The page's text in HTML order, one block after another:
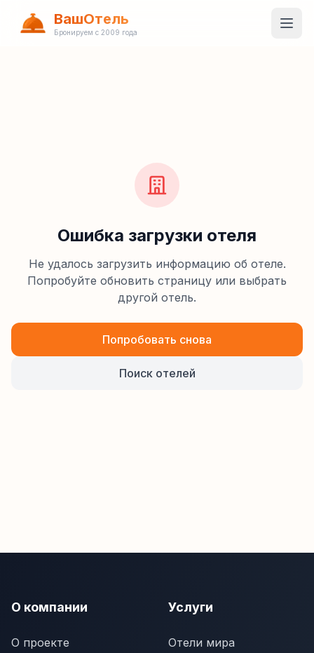
ВашОтель
Бронируем с 2009 года
Ошибка загрузки отеля
Не удалось загрузить информацию об отеле.
Попробуйте обновить страницу или выбрать
другой отель.
Попробовать снова
Поиск отелей
О компании
О проекте
Услуги
Отели мира